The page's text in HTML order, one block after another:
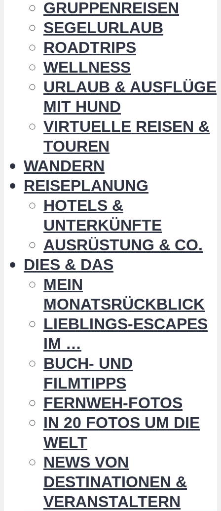
GRUPPENREISEN
SEGELURLAUB
ROADTRIPS
WELLNESS
URLAUB & AUSFLÜGE
MIT HUND
VIRTUELLE REISEN &
TOUREN
WANDERN
REISEPLANUNG
HOTELS &
UNTERKÜNFTE
AUSRÜSTUNG & CO.
DIES & DAS
MEIN
MONATSRÜCKBLICK
LIEBLINGS-ESCAPES
IM …
BUCH- UND
FILMTIPPS
FERNWEH-FOTOS
IN 20 FOTOS UM DIE
WELT
NEWS VON
DESTINATIONEN &
VERANSTALTERN